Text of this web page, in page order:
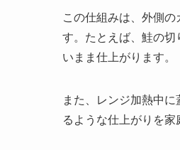
この仕組みは、外側
す。たとえば、鮭の
いまま仕上がります。
また、レンジ加熱中
るような仕上がりを家